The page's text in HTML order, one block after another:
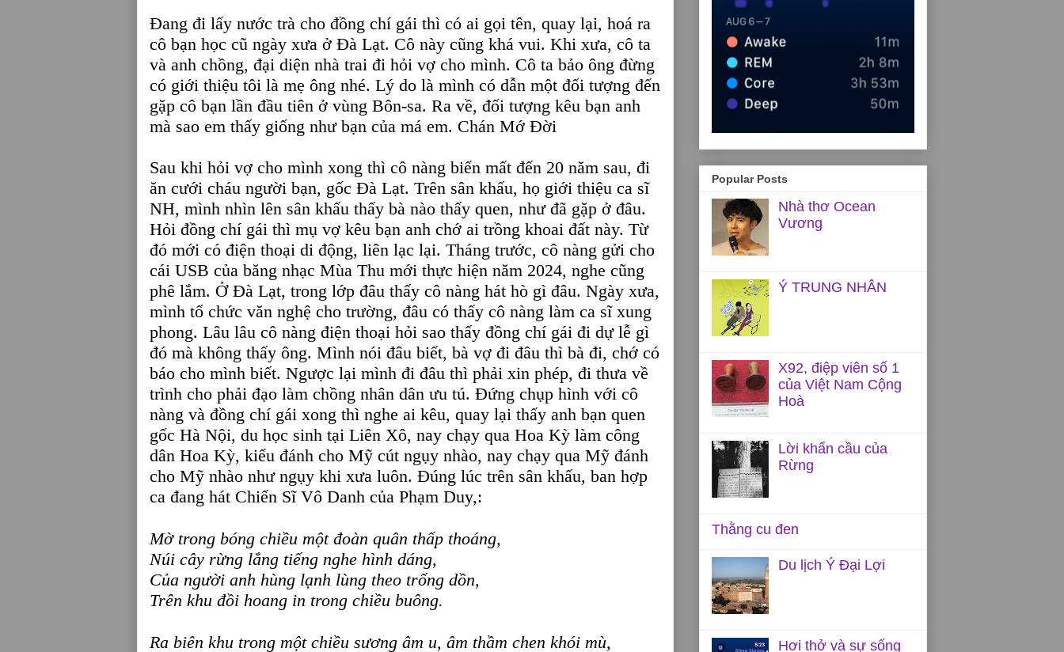
Đang đi lấy nước trà cho đồng chí gái thì có ai gọi tên, quay lại, hoá ra
cô bạn học cũ ngày xưa ở Đà Lạt. Cô này cũng khá vui. Khi xưa, cô ta
và anh chồng, đại diện nhà trai đi hỏi vợ cho mình. Cô ta bảo ông đừng
có giới thiệu tôi là mẹ ông nhé. Lý do là mình có dẫn một đối tượng đến
gặp cô bạn lần đầu tiên ở vùng Bôn-sa. Ra về, đối tượng kêu bạn anh
mà sao em thấy giống như bạn của má em. Chán Mớ Đời
Sau khi hỏi vợ cho mình xong thì cô nàng biến mất đến 20 năm sau, đi
ăn cưới cháu người bạn, gốc Đà Lạt. Trên sân khấu, họ giới thiệu ca sĩ
NH, mình nhìn lên sân khấu thấy bà nào thấy quen, như đã gặp ở đâu.
Hỏi đồng chí gái thì mụ vợ kêu bạn anh chớ ai trồng khoai đất này. Từ
đó mới có điện thoại di động, liên lạc lại. Tháng trước, cô nàng gửi cho
cái USB của băng nhạc Mùa Thu mới thực hiện năm 2024, nghe cũng
phê lắm. Ở Đà Lạt, trong lớp đâu thấy cô nàng hát hò gì đâu. Ngày xưa,
mình tổ chức văn nghệ cho trường, đâu có thấy cô nàng làm ca sĩ xung
phong. Lâu lâu cô nàng điện thoại hỏi sao thấy đồng chí gái đi dự lễ gì
đó mà không thấy ông. Mình nói đâu biết, bà vợ đi đâu thì bà đi, chớ có
báo cho mình biết. Ngược lại mình đi đâu thì phải xin phép, đi thưa về
trình cho phải đạo làm chồng nhân dân ưu tú. Đứng chụp hình với cô
nàng và đồng chí gái xong thì nghe ai kêu, quay lại thấy anh bạn quen
gốc Hà Nội, du học sinh tại Liên Xô, nay chạy qua Hoa Kỳ làm công
dân Hoa Kỳ, kiểu đánh cho Mỹ cút ngụy nhào, nay chạy qua Mỹ đánh
cho Mỹ nhào như ngụy khi xưa luôn. Đúng lúc trên sân khấu, ban hợp
ca đang hát Chiến Sĩ Vô Danh của Phạm Duy,:
Mờ trong bóng chiều một đoàn quân thấp thoáng,
Núi cây rừng lắng tiếng nghe hình dáng,
Của người anh hùng lạnh lùng theo trống dồn,
Trên khu đồi hoang in trong chiều buông.
Ra biên khu trong một chiều sương âm u, âm thầm chen khói mù,
Popular Posts
Nhà thơ Ocean
Vương
Ý TRUNG NHÂN
X92, điệp viên số 1
của Việt Nam Cộng
Hoà
Lời khẩn cầu của
Rừng
Thằng cu đen
Du lịch Ý Đại Lợi
Hơi thở và sự sống